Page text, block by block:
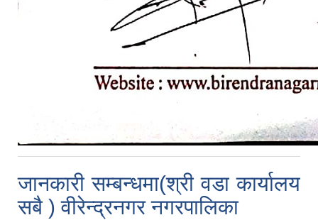
जानकारी सम्बन्धमा(श्री वडा कार्यालय
सबै ) वीरेन्द्रनगर नगरपालिका